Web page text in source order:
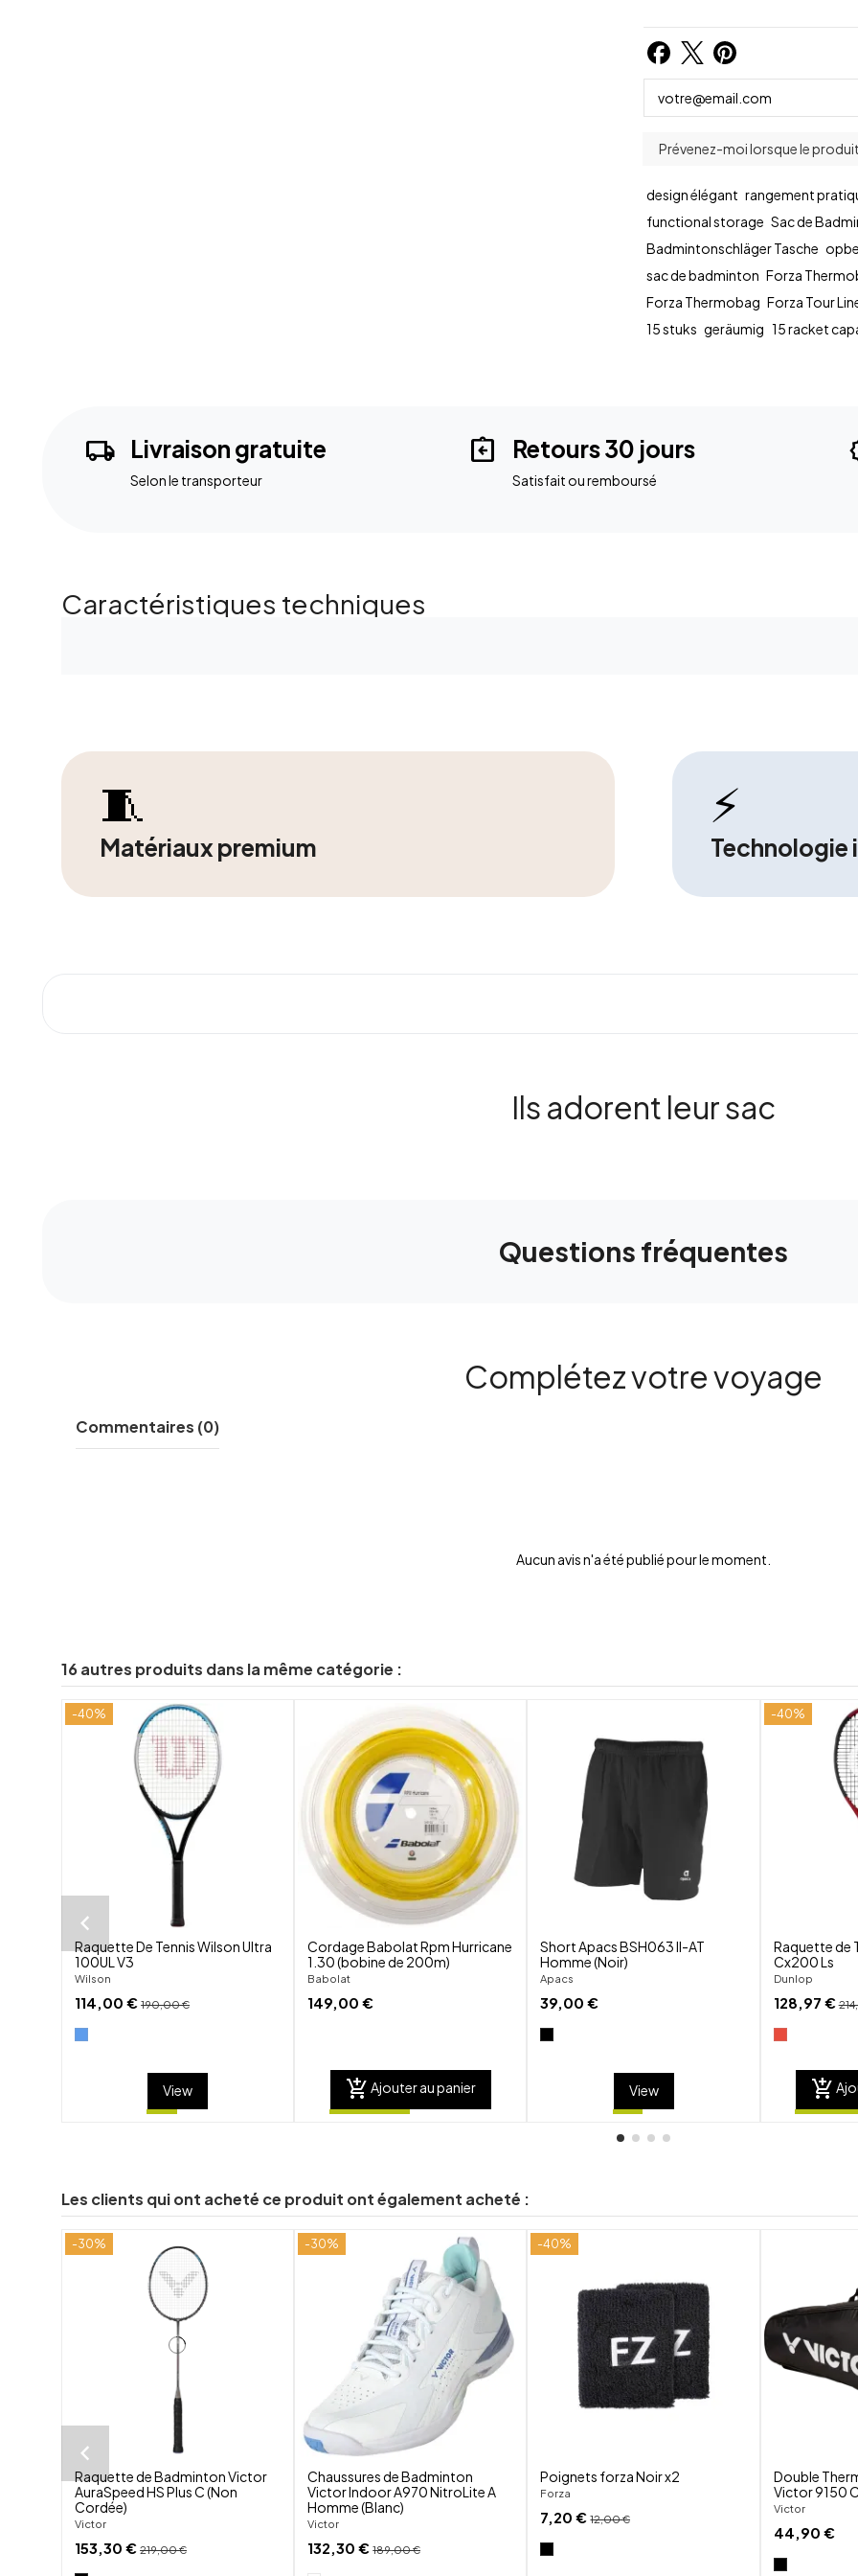
design élégant rangement
functional storage Sac de
Badmintonschläger Tasche
sac de badminton Forza
Forza Thermobag Forza Tour
15 stuks geräumig 15 racket
local_shipping Livraison gratuite
Selon le transporteur
assignment_return Retours 30 jours
Satisfait ou remboursé
Caractéristiques techniques
🧵
Matériaux premium
⚡
Technologie
Ils adorent leur sac
Questions fréquentes
Complétez votre voyage
Commentaires (0)
Aucun avis n'a été publié pour le moment.
16 autres produits dans la même catégorie :
-40%
Raquette De Tennis Wilson Ultra
100UL V3
Wilson
114,00 €190,00 €
View
favorite_border
visibility
Cordage Babolat Rpm Hurricane
1.30 (bobine de 200m)
Babolat
149,00 €
add_shopping_cart Ajouter au panier
Short Apacs BSH063 II-AT
Homme (Noir)
Apacs
39,00 €
View
-40%
Raquette de
Cx200 Ls
Dunlop
128,97 €
add_shopping_cart
Les clients qui ont acheté ce produit ont également acheté :
-30%
Raquette de Badminton Victor
AuraSpeed HS Plus C (Non
Cordée)
Victor
153,30 €219,00 €
-30%
favorite_border
visibility
Chaussures de Badminton
Victor Indoor A970 NitroLite A
Homme (Blanc)
Victor
132,30 €189,00 €
-40%
Poignets forza Noir x2
Forza
7,20 €12,00 €
Double
Victor 9150
Victor
44,90 €